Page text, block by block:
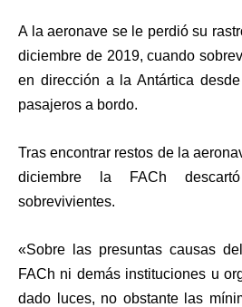
A la aeronave se le perdió su
diciembre de 2019, cuando
en dirección a la Antártica
pasajeros a bordo.
Tras encontrar restos de la
diciembre la FACh
sobrevivientes.
«Sobre las presuntas causas
FACh ni demás instituciones u
dado luces, no obstante las